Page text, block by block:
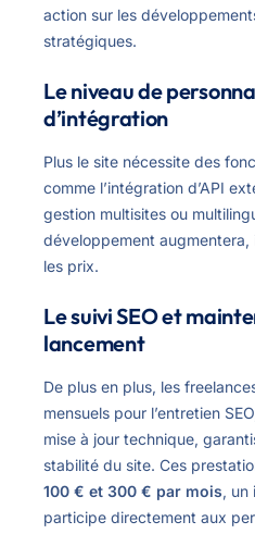
action sur les
stratégiques.
Le niveau de
d’intégration
Plus le site nécessite des
comme l’intégration d’API
gestion multisites ou
développement
les prix.
Le suivi SEO et
lancement
De plus en plus, les
mensuels pour l’entretien
mise à jour technique,
stabilité du site. Ces
100 € et 300 € par mois, un
participe directement aux